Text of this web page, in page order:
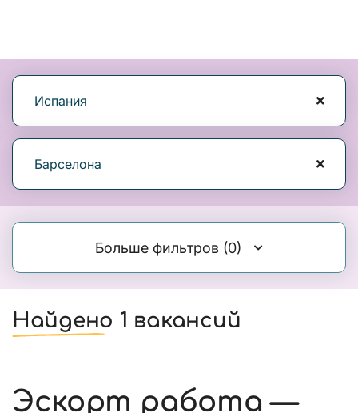
Испания
Барселона
Больше фильтров (0)
Найдено 1 вакансий
Эскорт работа —